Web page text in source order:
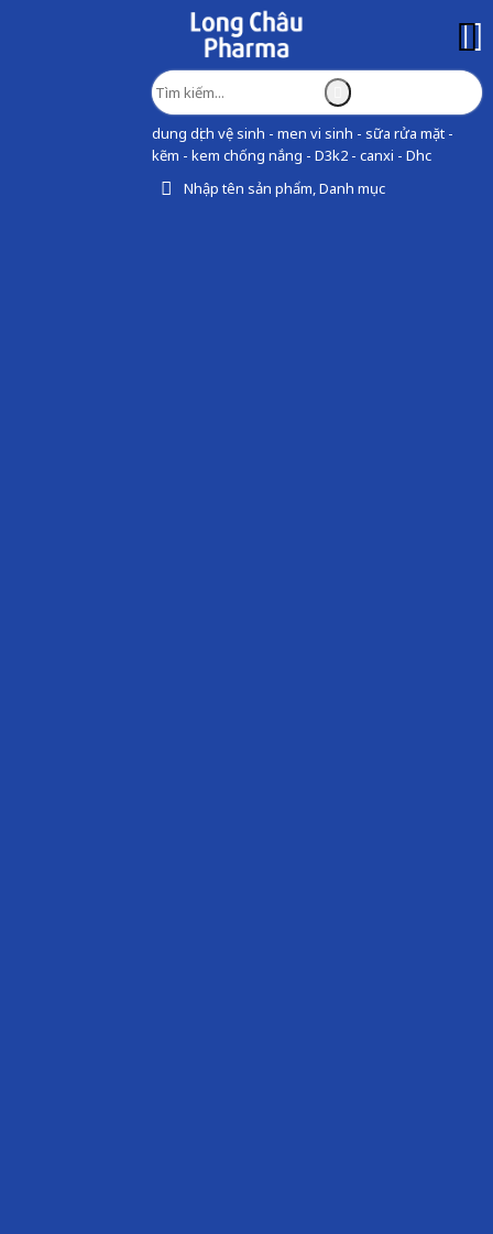
dung dịch vệ sinh - men vi sinh - sữa rửa mặt -
kẽm - kem chống nắng - D3k2 - canxi - Dhc
Nhập tên sản phẩm, Danh mục